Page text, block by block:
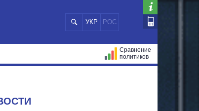
УКР РОС
Сравнение
политиков